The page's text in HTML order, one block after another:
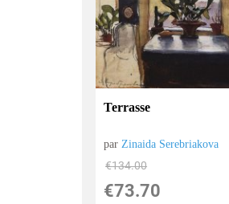
Terrasse
par Zinaida Serebriakova
€134.00
€73.70